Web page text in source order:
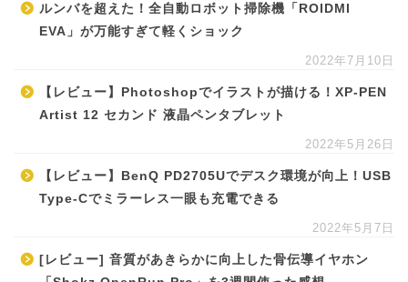
ルンバを超えた！全自動ロボット掃除機「ROIDMI
EVA」が万能すぎて軽くショック
2022年7月10日
【レビュー】Photoshopでイラストが描ける！XP-PEN
Artist 12 セカンド 液晶ペンタブレット
2022年5月26日
【レビュー】BenQ PD2705Uでデスク環境が向上！USB
Type-Cでミラーレス一眼も充電できる
2022年5月7日
[レビュー] 音質があきらかに向上した骨伝導イヤホン